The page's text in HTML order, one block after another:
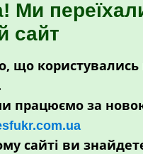
Ми
сайт
що
працюємо за
сайті ви